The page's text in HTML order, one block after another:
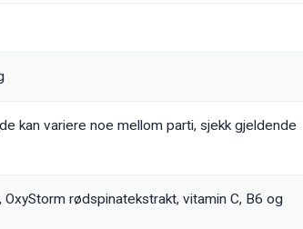
kan variere noe mellom parti, sjekk gjeldende
rødspinatekstrakt, vitamin C, B6 og